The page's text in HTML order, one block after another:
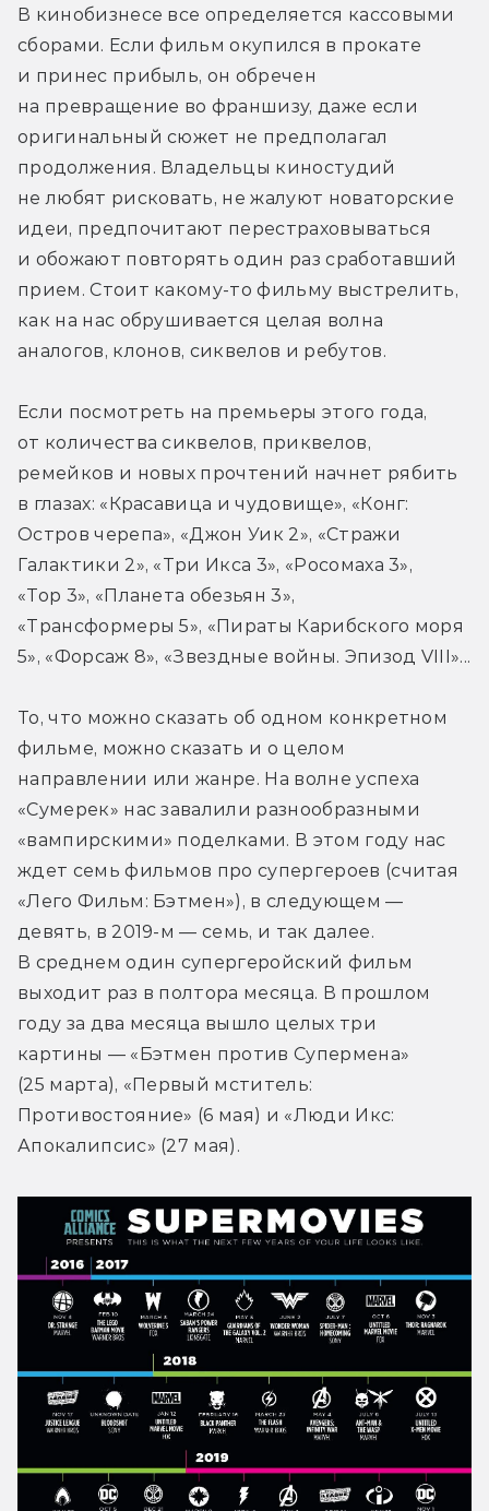
В кинобизнесе все определяется кассовыми
сборами. Если фильм окупился в прокате
и принес прибыль, он обречен
на превращение во франшизу, даже если
оригинальный сюжет не предполагал
продолжения. Владельцы киностудий
не любят рисковать, не жалуют новаторские
идеи, предпочитают перестраховываться
и обожают повторять один раз сработавший
прием. Стоит какому-то фильму выстрелить,
как на нас обрушивается целая волна
аналогов, клонов, сиквелов и ребутов.
Если посмотреть на премьеры этого года,
от количества сиквелов, приквелов,
ремейков и новых прочтений начнет рябить
в глазах: «Красавица и чудовище», «Конг:
Остров черепа», «Джон Уик 2», «Стражи
Галактики 2», «Три Икса 3», «Росомаха 3»,
«Тор 3», «Планета обезьян 3»,
«Трансформеры 5», «Пираты Карибского моря
5», «Форсаж 8», «Звездные войны. Эпизод VIII»...
То, что можно сказать об одном конкретном
фильме, можно сказать и о целом
направлении или жанре. На волне успеха
«Сумерек» нас завалили разнообразными
«вампирскими» поделками. В этом году нас
ждет семь фильмов про супергероев (считая
«Лего Фильм: Бэтмен»), в следующем —
девять, в 2019-м — семь, и так далее.
В среднем один супергеройский фильм
выходит раз в полтора месяца. В прошлом
году за два месяца вышло целых три
картины — «Бэтмен против Супермена»
(25 марта), «Первый мститель:
Противостояние» (6 мая) и «Люди Икс:
Апокалипсис» (27 мая).